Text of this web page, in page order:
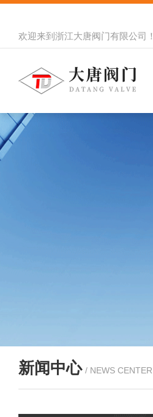
欢迎来到 浙江大唐阀门有限公司 ！
新闻中心 / NEWS CENTER